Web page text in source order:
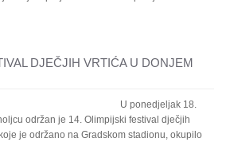
DJEČJIH VRTIĆA U DONJEM
U ponedjeljak 18.
održan je 14. Olimpijski festival dječjih
je održano na Gradskom stadionu, okupilo